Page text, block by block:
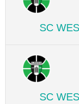
SC
SC